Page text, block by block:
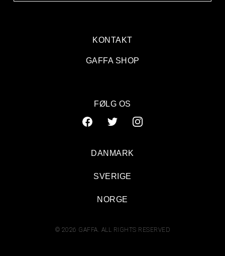
KONTAKT
GAFFA SHOP
FØLG OS
© 2026 GAFFA. ALL RIGHTS RESERVED
DANMARK
SVERIGE
NORGE